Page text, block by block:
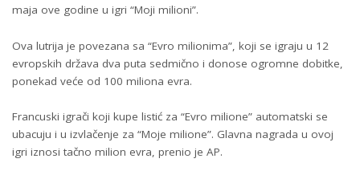
maja ove godine u igri “Moji milioni”.
Ova lutrija je povezana sa “Evro milionima”, koji se igraju u 12
evropskih država dva puta sedmično i donose ogromne dobitke,
ponekad veće od 100 miliona evra.
Francuski igrači koji kupe listić za “Evro milione” automatski se
ubacuju i u izvlačenje za “Moje milione”. Glavna nagrada u ovoj
igri iznosi tačno milion evra, prenio je AP.